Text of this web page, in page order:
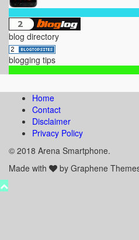
blog directory
blogging tips
Home
Contact
Disclaimer
Privacy Policy
© 2018 Arena Smartphone.
Made with
by Graphene